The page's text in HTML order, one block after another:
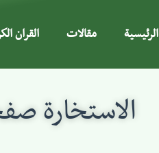
الرئيسية مقالات القران
الاستخارة صفحة 175 من